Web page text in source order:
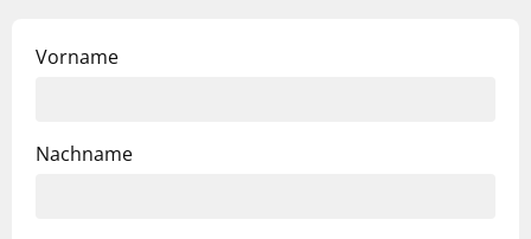
Vorname
Nachname